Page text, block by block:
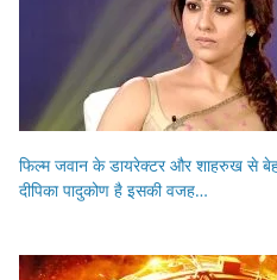
फिल्म जवान के डायरेक्टर और शाहरुख से
दीपिका पादुकोण है इसकी वजह…